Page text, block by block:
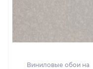
Виниловые обои на